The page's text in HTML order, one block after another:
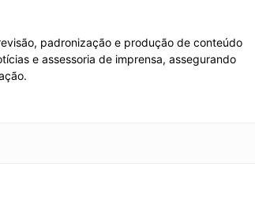
padronização e produção de conteúdo
e assessoria de imprensa, assegurando